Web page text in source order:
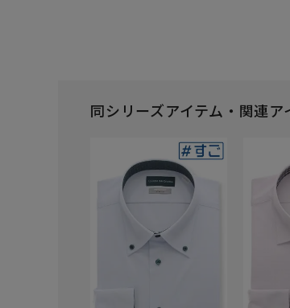
同シリーズアイテム・関連ア